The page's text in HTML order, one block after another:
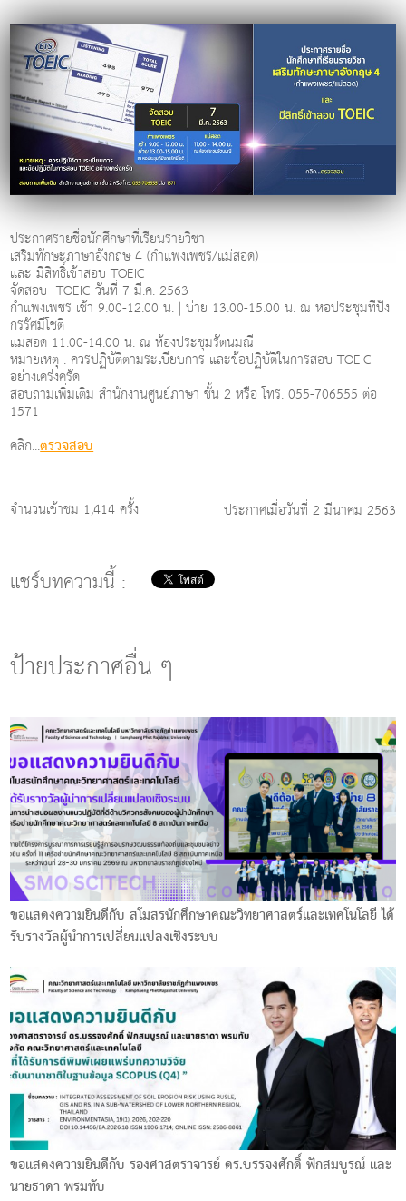
t
i
n
ประกาศรายชื่อนักศึกษาที่เรียนรายวิชา
เสริมทักษะภาษาอังกฤษ 4 (กำแพงเพชร/แม่สอด)
และ มีสิทธิ์เข้าสอบ TOEIC
จัดสอบ TOEIC วันที่ 7 มี.ค. 2563
กำแพงเพชร เช้า 9.00-12.00 น. | บ่าย 13.00-15.00 น. ณ หอประชุมทีปัง
กรรัศมีโชติ
แม่สอด 11.00-14.00 น. ณ ห้องประชุมรัตนมณี
หมายเหตุ : ควรปฏิบัติตามระเบียบการ และข้อปฏิบัติในการสอบ TOEIC
อย่างเคร่งครัด
สอบถามเพิ่มเติม สำนักงานศูนย์ภาษา ชั้น 2 หรือ โทร. 055-706555 ต่อ
1571
คลิก...ตรวจสอบ
จำนวนเข้าชม 1,414 ครั้ง ประกาศเมื่อวันที่ 2 มีนาคม 2563
แชร์บทความนี้ :
ป้ายประกาศอื่น ๆ
ขอแสดงความยินดีกับ สโมสรนักศึกษาคณะวิทยาศาสตร์และเทคโนโลยี ได้
รับรางวัลผู้นำการเปลี่ยนแปลงเชิงระบบ
ขอแสดงความยินดีกับ รองศาสตราจารย์ ดร.บรรจงศักดิ์ ฟักสมบูรณ์ และ
นายธาดา พรมทับ